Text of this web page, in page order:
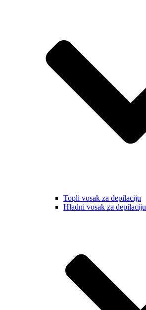
Topli vosak za depilaciju
Hladni vosak za depilaciju